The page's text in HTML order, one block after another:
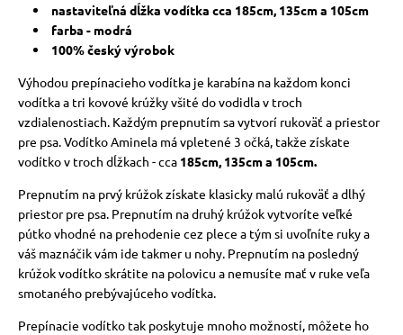
nastaviteľná dĺžka vodítka cca 185cm, 135cm a 105cm
farba - modrá
100% český výrobok
Výhodou prepínacieho vodítka je karabína na každom konci
vodítka a tri kovové krúžky všité do vodidla v troch
vzdialenostiach. Každým prepnutím sa vytvorí rukoväť a priestor
pre psa. Vodítko Aminela má vpletené 3 očká, takže získate
vodítko v troch dĺžkach - cca 185cm, 135cm a 105cm.
Prepnutím na prvý krúžok získate klasicky malú rukoväť a dlhý
priestor pre psa. Prepnutím na druhý krúžok vytvoríte veľké
pútko vhodné na prehodenie cez plece a tým si uvoľníte ruky a
váš maznáčik vám ide takmer u nohy. Prepnutím na posledný
krúžok vodítko skrátite na polovicu a nemusíte mať v ruke veľa
smotaného prebývajúceho vodítka.
Prepínacie vodítko tak poskytuje mnoho možností, môžete ho